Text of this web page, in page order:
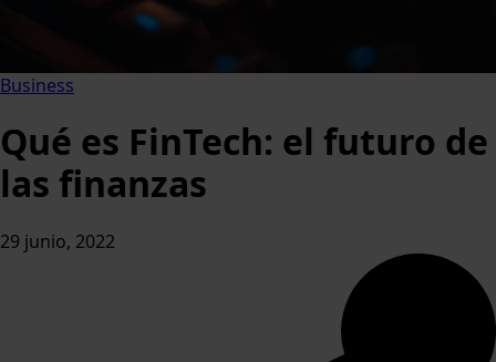
Business
Qué es FinTech: el futuro de
las finanzas
29 junio, 2022